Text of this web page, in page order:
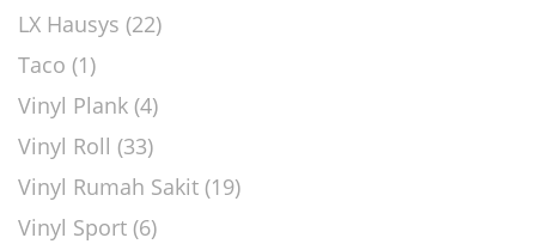
LX Hausys (22)
Taco (1)
Vinyl Plank (4)
Vinyl Roll (33)
Vinyl Rumah Sakit (19)
Vinyl Sport (6)